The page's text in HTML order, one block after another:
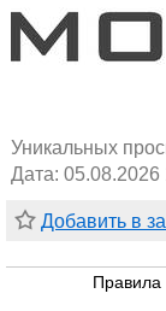
Уникальных
Дата: 05.08.2026
Добавить в
Правила